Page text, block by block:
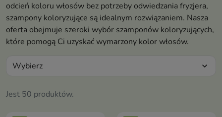
odcień koloru włosów bez potrzeby odwiedzania fryzjera,
szampony koloryzujące są idealnym rozwiązaniem. Nasza
oferta obejmuje szeroki wybór szamponów koloryzujących,
które pomogą Ci uzyskać wymarzony kolor włosów.
Jest 50 produktów.
Wybierz expand_more